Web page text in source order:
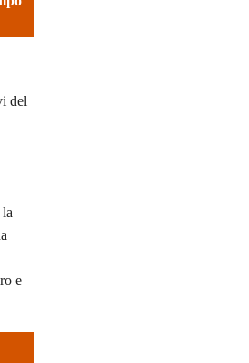
del
e